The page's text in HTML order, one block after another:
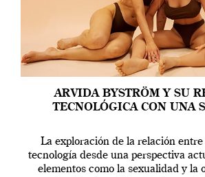
ARVIDA BYSTRÖM Y SU
TECNOLÓGICA CON UNA
La exploración de la relación
tecnología desde una perspectiva
elementos como la sexualidad y la